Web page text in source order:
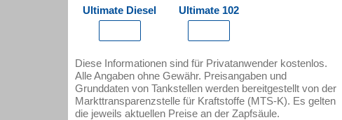
Ultimate Diesel Ultimate 102
Diese Informationen sind für Privatanwender kostenlos.
Alle Angaben ohne Gewähr. Preisangaben und
Grunddaten von Tankstellen werden bereitgestellt von der
Markttransparenzstelle für Kraftstoffe (MTS-K). Es gelten
die jeweils aktuellen Preise an der Zapfsäule.